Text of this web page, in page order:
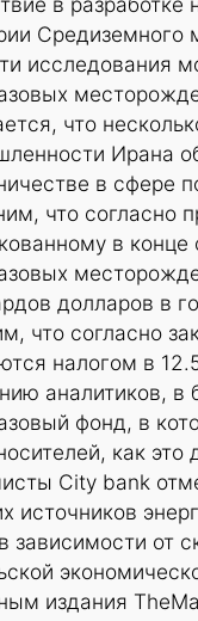
исследования
что
Ирана
в сфере
что согласно
в конце
долларов в
что согласно
налогом в
аналитиков, в
фонд, в
как
City bank
источников
зависимости от
издания